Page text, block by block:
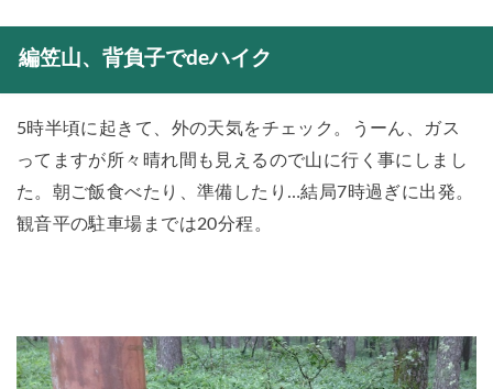
編笠山、背負子でdeハイク
5時半頃に起きて、外の天気をチェック。うーん、ガス
ってますが所々晴れ間も見えるので山に行く事にしまし
た。朝ご飯食べたり、準備したり…結局7時過ぎに出発。
観音平の駐車場までは20分程。